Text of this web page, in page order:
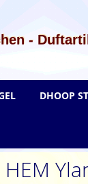
-
HEM
DHOOP